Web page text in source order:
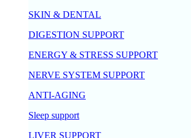
SKIN & DENTAL
DIGESTION SUPPORT
ENERGY & STRESS SUPPORT
NERVE SYSTEM SUPPORT
ANTI-AGING
Sleep support
LIVER SUPPORT